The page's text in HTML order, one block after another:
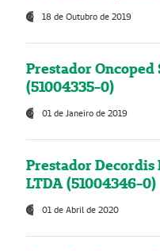
18 de Outubro de 2019
Prestador
(51004335-0)
01 de Janeiro de 2019
Prestador Decordis
LTDA (51004346-0)
01 de Abril de 2020